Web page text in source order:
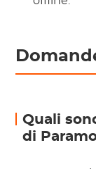
Quali
di